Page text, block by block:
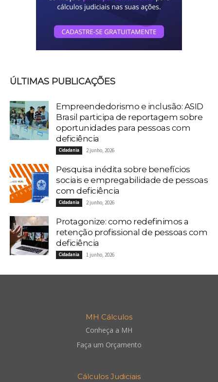
ÚLTIMAS PUBLICAÇÕES
Empreendedorismo e inclusão: ASID
Brasil participa de reportagem sobre
oportunidades para pessoas com
deficiência
Cidadania 2 junho, 2026
Pesquisa inédita sobre benefícios
sociais e empregabilidade de pessoas
com deficiência
Cidadania 2 junho, 2026
Protagonize: como redefinimos a
retenção profissional de pessoas com
deficiência
Cidadania 1 junho, 2026
MH Cálculos
Conheça a MH
Faça um Orçamento
Cálculos Judiciais